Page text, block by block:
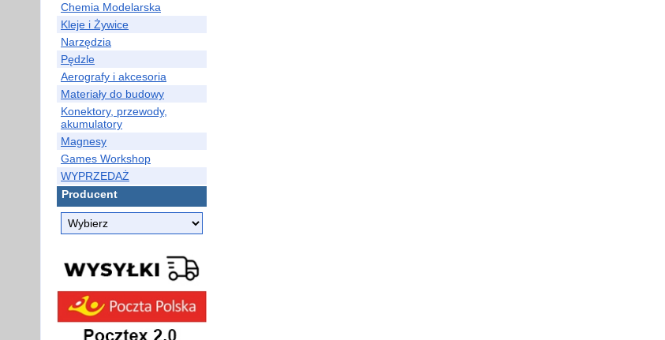
Chemia Modelarska
Kleje i Żywice
Narzędzia
Pędzle
Aerografy i akcesoria
Materiały do budowy
Konektory, przewody,
akumulatory
Magnesy
Games Workshop
WYPRZEDAŻ
Producent